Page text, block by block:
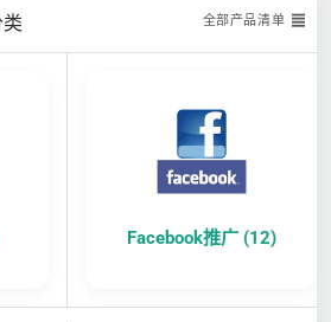
全部产品清单
Facebook推广 (12)